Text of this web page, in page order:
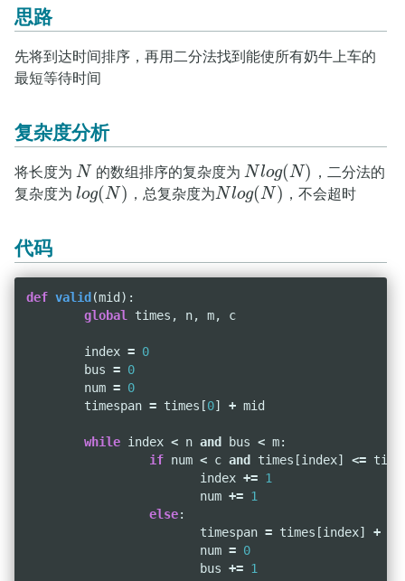
思路
先将到达时间排序，再用二分法找到能使所有奶牛上车的
最短等待时间
复杂度分析
将长度为 N
N 的数组排序的复杂度为 Nlog(N)
Nlog(N)
，二分法的
复杂度为 log(N)
log(N) ，总复杂度为Nlog(N)
Nlog(N) ，不会超时
代码
def valid (mid ):
global times , n, m, c
index = 0
bus = 0
num = 0
timespan = times [0] + mid
while index < n and bus < m:
if num < c and times [index] <=
index += 1
num += 1
else:
timespan = times [index] +
num = 0
bus += 1